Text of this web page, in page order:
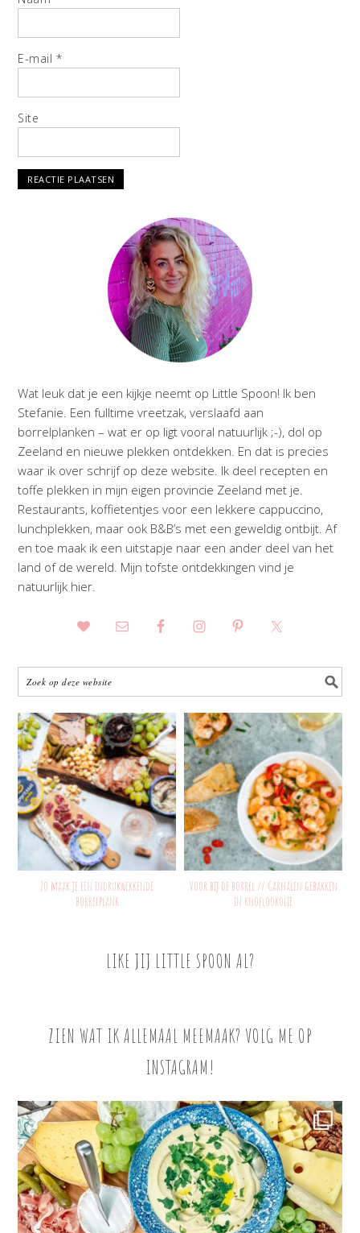
E-mail *
Site
Wat leuk dat je een kijkje neemt op Little Spoon! Ik ben
Stefanie. Een fulltime vreetzak, verslaafd aan
borrelplanken – wat er op ligt vooral natuurlijk ;-), dol op
Zeeland en nieuwe plekken ontdekken. En dat is precies
waar ik over schrijf op deze website. Ik deel recepten en
toffe plekken in mijn eigen provincie Zeeland met je.
Restaurants, koffietentjes voor een lekkere cappuccino,
lunchplekken, maar ook B&B’s met een geweldig ontbijt. Af
en toe maak ik een uitstapje naar een ander deel van het
land of de wereld. Mijn tofste ontdekkingen vind je
natuurlijk hier.
Zo maak je een indrukwekkende
borrelplank
Voor bij de borrel // Garnalen gebakken
in knoflookolie
LIKE JIJ LITTLE SPOON AL?
ZIEN WAT IK ALLEMAAL MEEMAAK? VOLG ME OP
INSTAGRAM!